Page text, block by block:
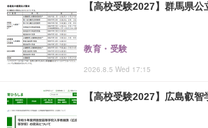
【高校受験2027】群馬県
教育・受験
2026.8.5 Wed 17:15
【高校受験2027】広島叡